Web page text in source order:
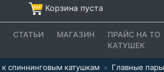
Корзина пуста
СТАТЬИ МАГАЗИН
ПРАЙС НА ТО
КАТУШЕК
к спиннинговым катушкам » Главные пары